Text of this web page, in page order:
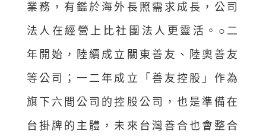
業務，有鑑於海外長照需求成長，公司
法人在經營上比社團法人更靈活。○二
年開始，陸續成立關東善友、陸奧善友
等公司；一二年成立「善友控股」作為
旗下六間公司的控股公司，也是準備在
台掛牌的主體，未來台灣善合也會整合